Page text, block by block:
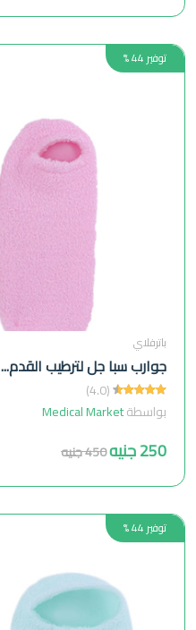
توفير 44 %
باترفلاي
جوارب سبا جل لترطيب القدم...
(4.0)
بواسطةMedical Market
250 جنيه 450 جنيه
توفير 44 %